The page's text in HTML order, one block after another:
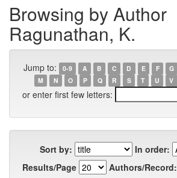
Browsing by Author
Ragunathan, K.
Jump to: 0-9 A B C D E F G
M
N O P Q R S T U V
or enter first few letters:
Sort by:
In order:
Results/Page
Authors/Record: